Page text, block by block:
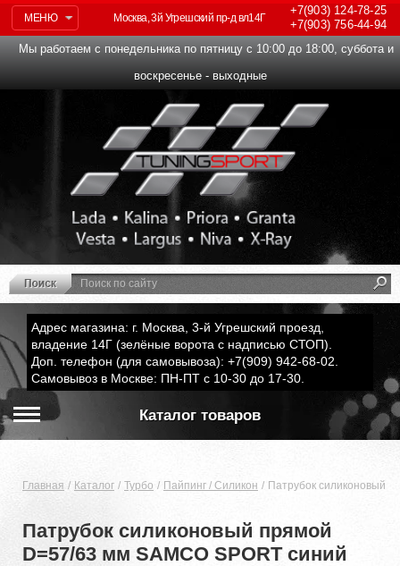
МЕНЮ
+7(903)124-78-25
+7(903)756-44-94
Москва, 3й Угрешский пр-д вл14Г
Мы работаем с понедельника по пятницу с 10:00 до 18:00, суббота и
воскресенье - выходные
Адрес магазина: г. Москва, 3-й Угрешский проезд,
владение 14Г (зелёные ворота с надписью СТОП).
Доп. телефон (для самовывоза): +7(909) 942-68-02.
Самовывоз в Москве: ПН-ПТ с 10-30 до 17-30.
Каталог товаров
Главная Каталог Турбо Пайпинг / Силикон Патрубок силиконовый
Патрубок силиконовый прямой
D=57/63 мм SAMCO SPORT синий